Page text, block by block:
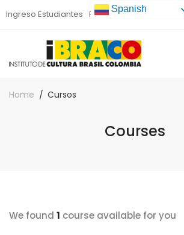
Ingreso Estudiantes Preinscripción
Home Cursos
Courses
We found 1 course available for you
Spanish